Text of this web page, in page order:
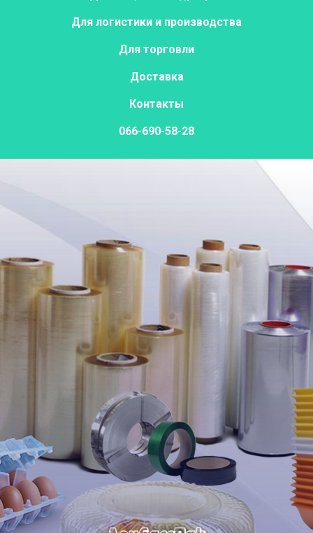
Для логистики и производства
Для торговли
Доставка
Контакты
066-690-58-28